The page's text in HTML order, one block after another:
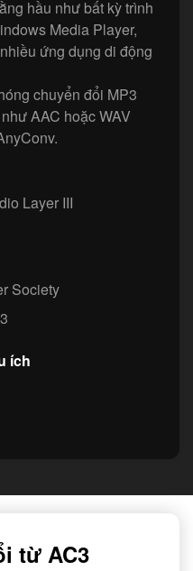
hầu như bất kỳ trình
Media Player,
ứng dụng di động
chuyển đổi MP3
AAC hoặc WAV
Layer III
Society
ích
từ AC3